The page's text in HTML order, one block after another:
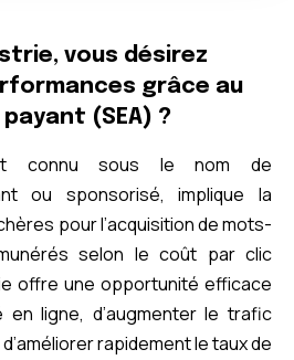
vous désirez
grâce au
(SEA) ?
connu sous le nom de
ou sponsorisé, implique la
pour l’acquisition de mots-
selon le coût par clic
offre une opportunité efficace
en ligne, d’augmenter le trafic
rapidement le taux de